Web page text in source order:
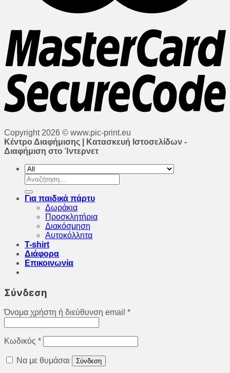
Copyright 2026 © www.pic-print.eu
Κέντρο Διαφήμισης | Κατασκευή Ιστοσελίδων -
Διαφήμιση στο Ίντερνετ
Αναζήτηση
για:
Για παιδικά πάρτυ
Δωράκια
Προσκλητήρια
Διακόσμηση
Αυτοκόλλητα
T-shirt
Διάφορα
Επικοινωνία
Σύνδεση
Όνομα χρήστη ή διεύθυνση email *
Κωδικός *
Να με θυμάσαι Σύνδεση